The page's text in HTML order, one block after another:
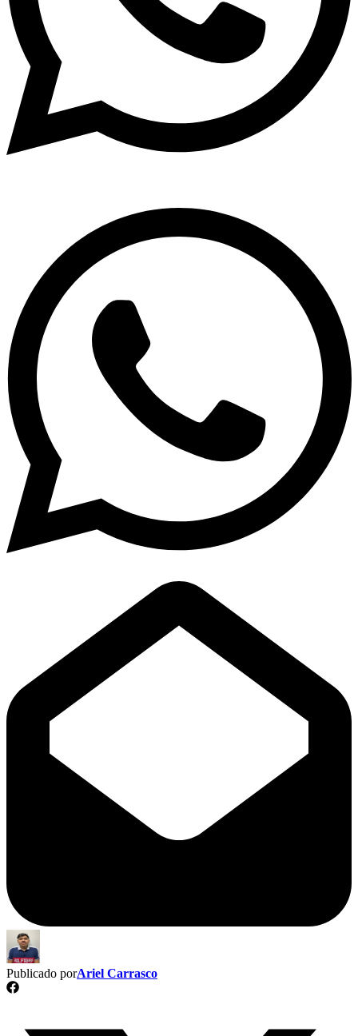
Publicado porAriel Carrasco